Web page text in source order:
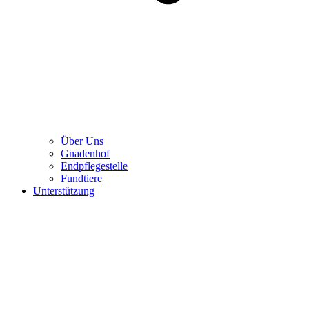
Über Uns
Gnadenhof
Endpflegestelle
Fundtiere
Unterstützung